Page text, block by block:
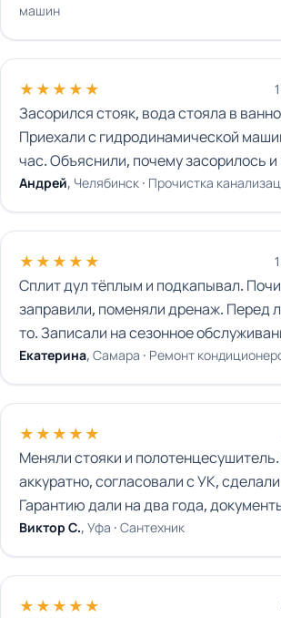
машин
★★★★★
Засорился стояк, вода стояла в
Приехали с гидродинамической
час. Объяснили, почему засорилось и
Андрей, Челябинск · Прочистка
★★★★★
Сплит дул тёплым и подкапывал.
заправили, поменяли дренаж. Перед
то. Записали на сезонное
Екатерина, Самара · Ремонт
★★★★★
Меняли стояки и
аккуратно, согласовали с УК,
Гарантию дали на два года,
Виктор С., Уфа · Сантехник
★★★★★